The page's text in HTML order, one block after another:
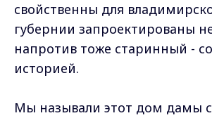
свойственны для
губернии запроектированы
напротив тоже старинный -
историей.
Мы называли этот дом дамы